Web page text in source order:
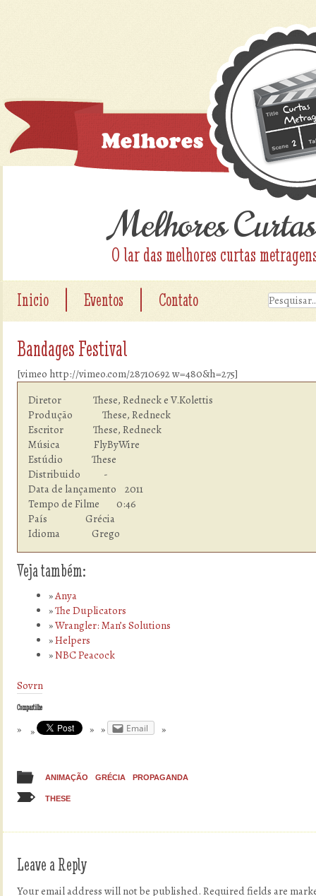
Melhores Curtas
O lar das melhores curtas
Inicio Eventos Contato
Bandages Festival
[vimeo http://vimeo.com/28710692 w=480&h=275]
Diretor               These, Redneck e V.Kolettis
Produção              These, Redneck
Escritor              These, Redneck
Música                FlyByWire
Estúdio  	      These
Distribuido           -
Data de lançamento    2011
Tempo de Filme        0:46
País                  Grécia
Idioma  	      Grego
Veja também:
Anya
The Duplicators
Wrangler: Man’s Solutions
Helpers
NBC Peacock
Sovrn
Compartilhe
Email
ANIMAÇÃO GRÉCIA PROPAGANDA
THESE
Leave a Reply
Your email address will not be published. Required fields are